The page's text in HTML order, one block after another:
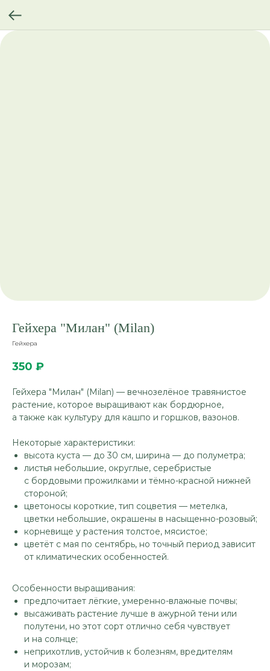
Гейхера "Милан" (Milan)
Гейхера
350 ₽
Гейхера "Милан" (Milan) — вечнозелёное травянистое
растение, которое выращивают как бордюрное,
а также как культуру для кашпо и горшков, вазонов.
Некоторые характеристики:
высота куста — до 30 см, ширина — до полуметра;
листья небольшие, округлые, серебристые
с бордовыми прожилками и тёмно-красной нижней
стороной;
цветоносы короткие, тип соцветия — метелка,
цветки небольшие, окрашены в насыщенно-розовый;
корневище у растения толстое, мясистое;
цветёт с мая по сентябрь, но точный период зависит
от климатических особенностей.
Особенности выращивания:
предпочитает лёгкие, умеренно-влажные почвы;
высаживать растение лучше в ажурной тени или
полутени, но этот сорт отлично себя чувствует
и на солнце;
неприхотлив, устойчив к болезням, вредителям
и морозам;